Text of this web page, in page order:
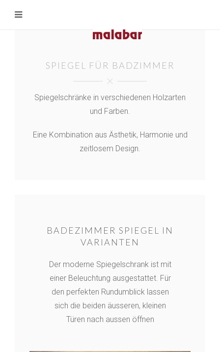
SPIEGEL FÜR BADZIMMER
Spiegelschränke in verschiedenen Holzarten
und Farben.
Eine Kombination aus Ästhetik, Harmonie und
zeitlosem Design.
BADEZIMMER SPIEGEL IN
VARIANTEN
Der moderne Spiegelschrank ist mit
einer Beleuchtung ausgestattet. Für
den perfekten Rundumblick lassen
sich die beiden äusseren, kleinen
Türen nach aussen öffnen